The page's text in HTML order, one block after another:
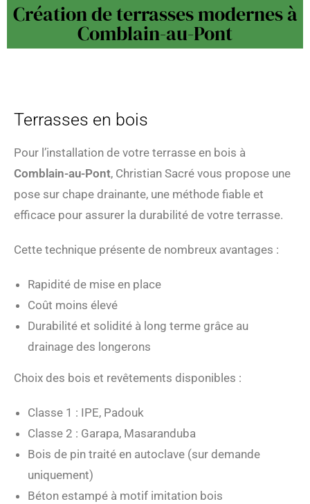
Création de terrasses modernes à
Comblain-au-Pont
Terrasses en bois
Pour l’installation de votre terrasse en bois à
Comblain-au-Pont, Christian Sacré vous propose une
pose sur chape drainante, une méthode fiable et
efficace pour assurer la durabilité de votre terrasse.
Cette technique présente de nombreux avantages :
Rapidité de mise en place
Coût moins élevé
Durabilité et solidité à long terme grâce au
drainage des longerons
Choix des bois et revêtements disponibles :
Classe 1 : IPE, Padouk
Classe 2 : Garapa, Masaranduba
Bois de pin traité en autoclave (sur demande
uniquement)
Béton estampé à motif imitation bois